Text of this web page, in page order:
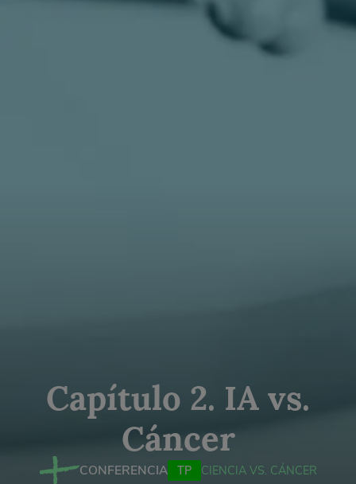
Capítulo 2. IA vs.
Cáncer
CONFERENCIA TP
CIENCIA VS. CÁNCER